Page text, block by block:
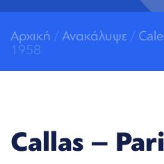
Αρχική / Ανακάλυψε /
1958
Callas –